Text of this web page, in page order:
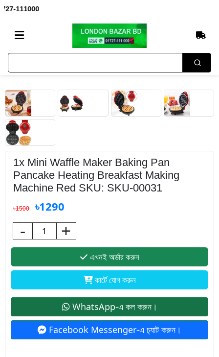
111000
1x Mini Waffle Maker Baking Pan
Pancake Heating Breakfast Making
Machine Red SKU: SKU-00031
৳1500 ৳1290
- +
এখনই অর্ডার করুন
কার্টে যোগ করুন
WhatsApp-এ কল করুন।
Facebook Messenger-এ চ‍্যাট করুন।